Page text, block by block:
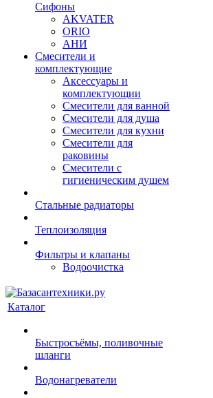
Сифоны
AKVATER
ORIO
АНИ
Смесители и
комплектующие
Аксессуары и
комплектующии
Смесители для ванной
Смесители для душа
Смесители для кухни
Смесители для
раковины
Смесители с
гигиеническим душем
Стальные радиаторы
Теплоизоляция
Фильтры и клапаны
Водоочистка
Каталог
Быстросъёмы, поливочные
шланги
Водонагреватели